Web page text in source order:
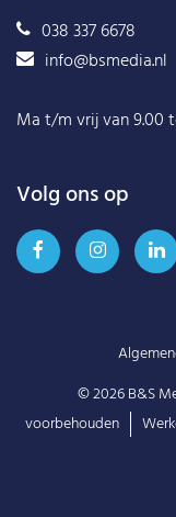
038 337 6678
info@bsmedia.nl
Ma t/m vrij van 9.00
Volg ons op
© 2026B&S
voorbehouden